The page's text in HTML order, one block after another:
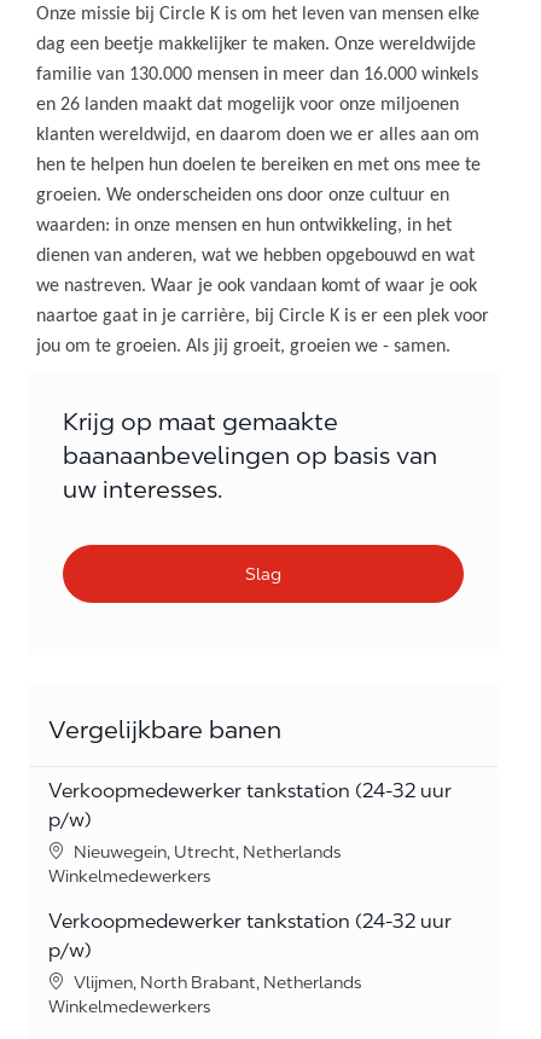
Onze missie bij Circle K is om het leven van mensen elke
dag een beetje makkelijker te maken. Onze wereldwijde
familie van 130.000 mensen in meer dan 16.000 winkels
en 26 landen maakt dat mogelijk voor onze miljoenen
klanten wereldwijd, en daarom doen we er alles aan om
hen te helpen hun doelen te bereiken en met ons mee te
groeien. We onderscheiden ons door onze cultuur en
waarden: in onze mensen en hun ontwikkeling, in het
dienen van anderen, wat we hebben opgebouwd en wat
we nastreven. Waar je ook vandaan komt of waar je ook
naartoe gaat in je carrière, bij Circle K is er een plek voor
jou om te groeien. Als jij groeit, groeien we - samen.
Krijg op maat gemaakte
baanaanbevelingen op basis van
uw interesses.
Slag
Vergelijkbare banen
Verkoopmedewerker tankstation (24-32 uur
p/w)
Location
Nieuwegein, Utrecht, Netherlands
Category
Winkelmedewerkers
Verkoopmedewerker tankstation (24-32 uur
p/w)
Location
Vlijmen, North Brabant, Netherlands
Category
Winkelmedewerkers